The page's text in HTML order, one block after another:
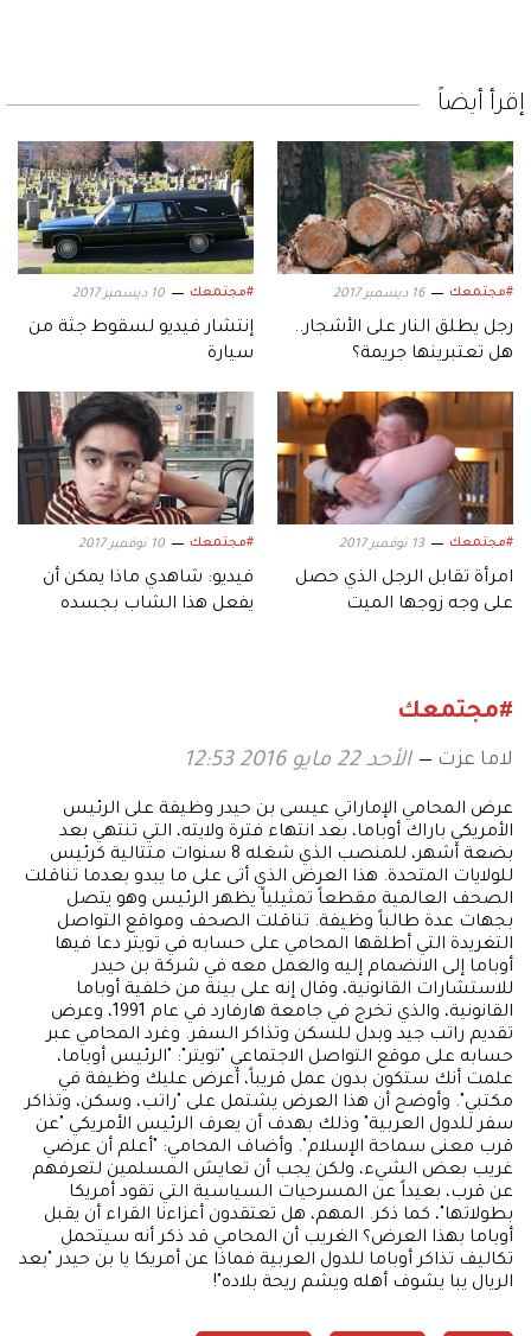
إقرأ أيضاً
#مجتمعك 16 ديسمبر 2017
رجل يطلق النار على الأشجار..
هل تعتبرينها جريمة؟
#مجتمعك 10 ديسمبر 2017
إنتشار فيديو لسقوط جثة من
سيارة
#مجتمعك 13 نوفمبر 2017
امرأة تقابل الرجل الذي حصل
على وجه زوجها الميت
#مجتمعك 10 نوفمبر 2017
فيديو: شاهدي ماذا يمكن أن
يفعل هذا الشاب بجسده
#مجتمعك
لاما عزت الأحد 22 مايو 2016 12:53
عرض المحامي الإماراتي عيسى بن حيدر وظيفة على الرئيس
الأمريكي باراك أوباما، بعد انتهاء فترة ولايته، التي تنتهي بعد
بضعة أشهر، للمنصب الذي شغله 8 سنوات متتالية كرئيس
للولايات المتحدة. هذا العرض الذي أتى على ما يبدو بعدما تناقلت
الصحف العالمية مقطعاً تمثيلياً يظهر الرئيس وهو يتصل
بجهات عدة طالباً وظيفة. تناقلت الصحف ومواقع التواصل
التغريدة التي أطلقها المحامي على حسابه في تويتر دعا فيها
أوباما إلى الانضمام إليه والعمل معه في شركة بن حيدر
للاستشارات القانونية، وقال إنه على بينة من خلفية أوباما
القانونية، والذي تخرج في جامعة هارفارد في عام 1991، وعرض
تقديم راتب جيد وبدل للسكن وتذاكر السفر. وغرد المحامي عبر
حسابه على موقع التواصل الاجتماعي "تويتر": "الرئيس أوباما،
علمت أنك ستكون بدون عمل قريباً، أعرض عليك وظيفة في
مكتبي". وأوضح أن هذا العرض يشتمل على "راتب، وسكن، وتذاكر
سفر للدول العربية" وذلك بهدف أن يعرف الرئيس الأمريكي "عن
قرب معنى سماحة الإسلام". وأضاف المحامي: "أعلم أن عرضي
غريب بعض الشيء، ولكن يجب أن تعايش المسلمين لتعرفهم
عن قرب، بعيداً عن المسرحيات السياسية التي تقود أمريكا
بطولاتها"، كما ذكر. المهم، هل تعتقدون أعزاءنا القراء أن يقبل
أوباما بهذا العرض؟ الغريب أن المحامي قد ذكر أنه سيتحمل
تكاليف تذاكر أوباما للدول العربية فماذا عن أمريكا يا بن حيدر "بعد
الريال يبا يشوف أهله ويشم ريحة بلاده"!